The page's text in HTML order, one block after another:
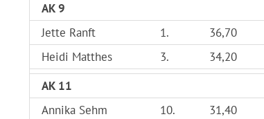
AK 9
Jette Ranft
1. 36,70
Heidi Matthes
3. 34,20
AK 11
Annika Sehm
10. 31,40